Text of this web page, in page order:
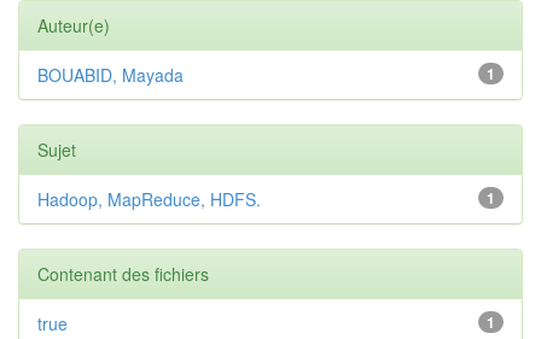
Auteur(e)
1
BOUABID, Mayada
Sujet
1
Hadoop, MapReduce, HDFS.
Contenant des fichiers
1
true